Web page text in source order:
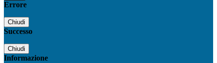
Errore
Chiudi
Successo
Chiudi
Informazione